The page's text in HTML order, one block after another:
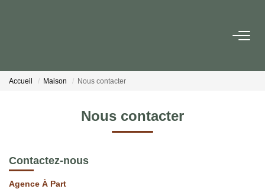
Ventes
Biens Vendus
Accueil Maison Nous contacter
Nous contacter
Contactez-nous
Agence À Part